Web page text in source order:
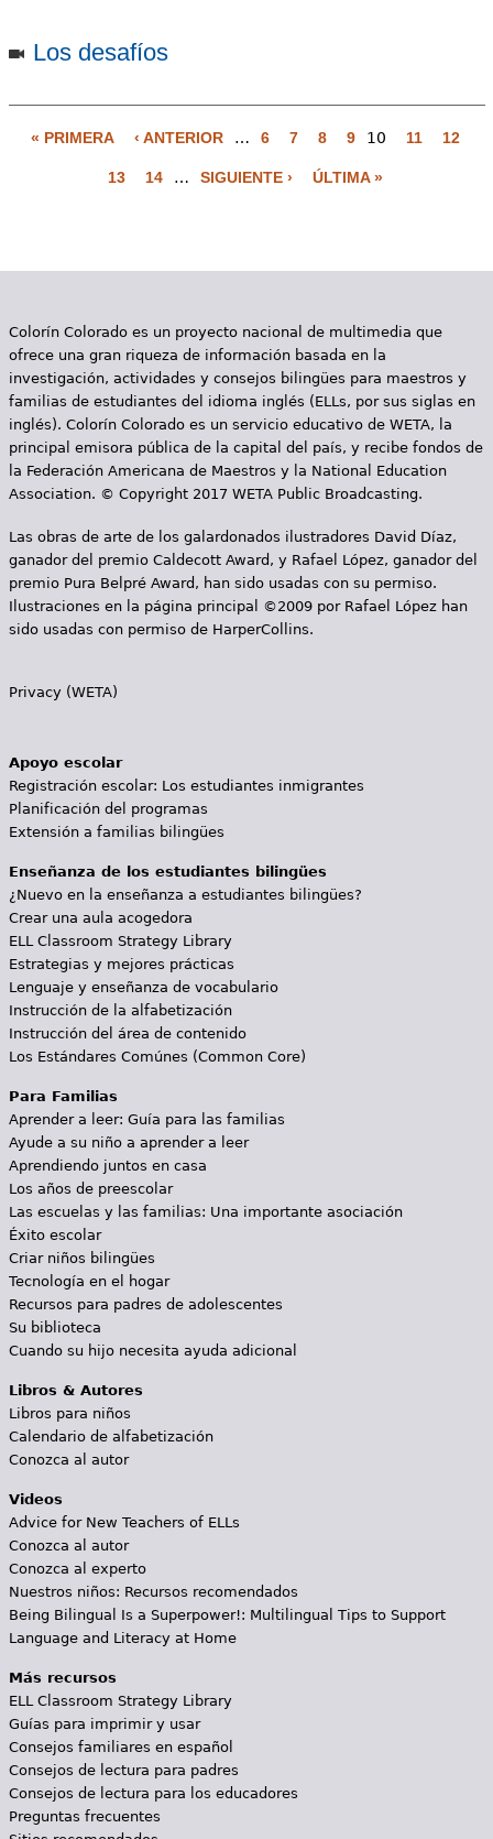
Los desafíos
i
a
s
« PRIMERA ‹ ANTERIOR … 6 7 8 9 10 11 12
13 14 … SIGUIENTE › ÚLTIMA »
Colorín Colorado es un proyecto nacional de multimedia que
ofrece una gran riqueza de información basada en la
investigación, actividades y consejos bilingües para maestros y
familias de estudiantes del idioma inglés (ELLs, por sus siglas en
inglés). Colorín Colorado es un servicio educativo de WETA, la
principal emisora pública de la capital del país, y recibe fondos de
la Federación Americana de Maestros y la National Education
Association. © Copyright 2017 WETA Public Broadcasting.
Las obras de arte de los galardonados ilustradores David Díaz,
ganador del premio Caldecott Award, y Rafael López, ganador del
premio Pura Belpré Award, han sido usadas con su permiso.
Ilustraciones en la página principal ©2009 por Rafael López han
sido usadas con permiso de HarperCollins.
Privacy (WETA)
Apoyo escolar
Registración escolar: Los estudiantes inmigrantes
Planificación del programas
Extensión a familias bilingües
Enseñanza de los estudiantes bilingües
¿Nuevo en la enseñanza a estudiantes bilingües?
Crear una aula acogedora
ELL Classroom Strategy Library
Estrategias y mejores prácticas
Lenguaje y enseñanza de vocabulario
Instrucción de la alfabetización
Instrucción del área de contenido
Los Estándares Comúnes (Common Core)
Para Familias
Aprender a leer: Guía para las familias
Ayude a su niño a aprender a leer
Aprendiendo juntos en casa
Los años de preescolar
Las escuelas y las familias: Una importante asociación
Éxito escolar
Criar niños bilingües
Tecnología en el hogar
Recursos para padres de adolescentes
Su biblioteca
Cuando su hijo necesita ayuda adicional
Libros & Autores
Libros para niños
Calendario de alfabetización
Conozca al autor
Videos
Advice for New Teachers of ELLs
Conozca al autor
Conozca al experto
Nuestros niños: Recursos recomendados
Being Bilingual Is a Superpower!: Multilingual Tips to Support
Language and Literacy at Home
Más recursos
ELL Classroom Strategy Library
Guías para imprimir y usar
Consejos familiares en español
Consejos de lectura para padres
Consejos de lectura para los educadores
Preguntas frecuentes